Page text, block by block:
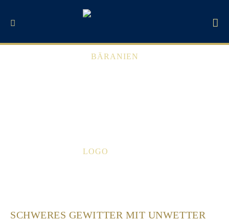
Inhalt
Schweres Gewitter mit Unwetter in
SCHWERES GEWITTER MIT UNWETTER